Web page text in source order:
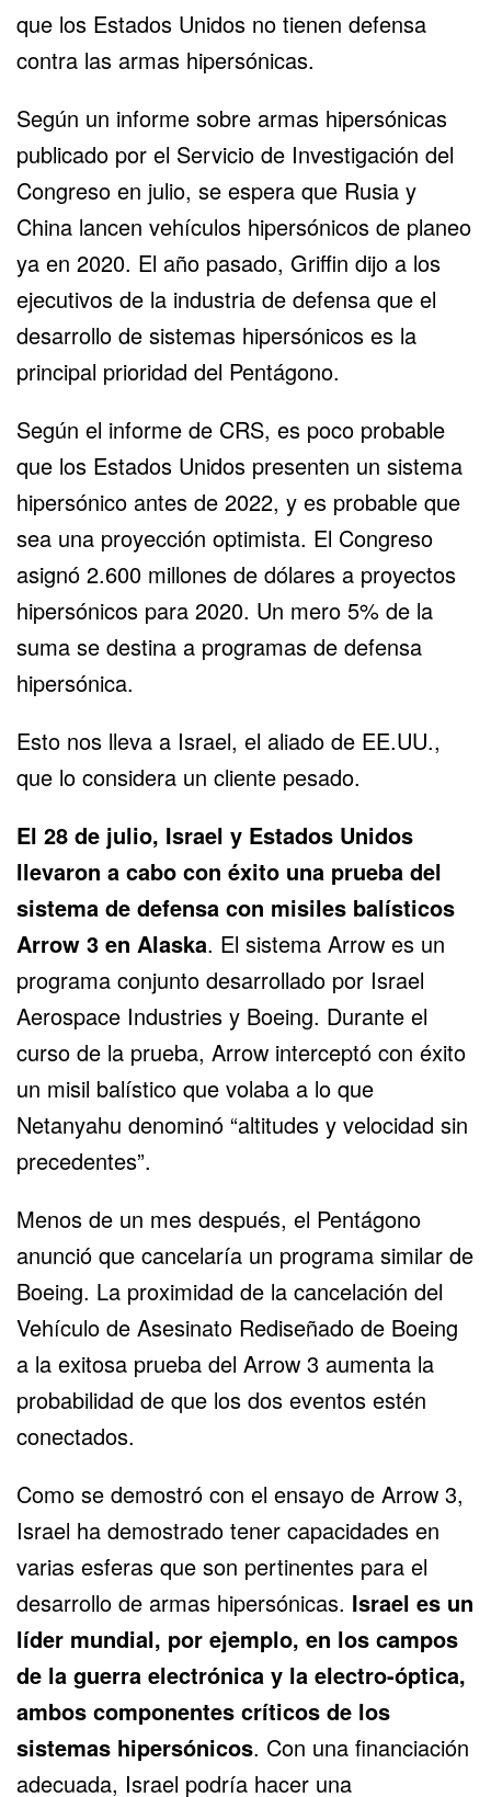
que los Estados Unidos no tienen defensa
contra las armas hipersónicas.
Según un informe sobre armas hipersónicas
publicado por el Servicio de Investigación del
Congreso en julio, se espera que Rusia y
China lancen vehículos hipersónicos de planeo
ya en 2020. El año pasado, Griffin dijo a los
ejecutivos de la industria de defensa que el
desarrollo de sistemas hipersónicos es la
principal prioridad del Pentágono.
Según el informe de CRS, es poco probable
que los Estados Unidos presenten un sistema
hipersónico antes de 2022, y es probable que
sea una proyección optimista. El Congreso
asignó 2.600 millones de dólares a proyectos
hipersónicos para 2020. Un mero 5% de la
suma se destina a programas de defensa
hipersónica.
Esto nos lleva a Israel, el aliado de EE.UU.,
que lo considera un cliente pesado.
El 28 de julio, Israel y Estados Unidos
llevaron a cabo con éxito una prueba del
sistema de defensa con misiles balísticos
Arrow 3 en Alaska. El sistema Arrow es un
programa conjunto desarrollado por Israel
Aerospace Industries y Boeing. Durante el
curso de la prueba, Arrow interceptó con éxito
un misil balístico que volaba a lo que
Netanyahu denominó “altitudes y velocidad sin
precedentes”.
Menos de un mes después, el Pentágono
anunció que cancelaría un programa similar de
Boeing. La proximidad de la cancelación del
Vehículo de Asesinato Rediseñado de Boeing
a la exitosa prueba del Arrow 3 aumenta la
probabilidad de que los dos eventos estén
conectados.
Como se demostró con el ensayo de Arrow 3,
Israel ha demostrado tener capacidades en
varias esferas que son pertinentes para el
desarrollo de armas hipersónicas. Israel es un
líder mundial, por ejemplo, en los campos
de la guerra electrónica y la electro-óptica,
ambos componentes críticos de los
sistemas hipersónicos. Con una financiación
adecuada, Israel podría hacer una